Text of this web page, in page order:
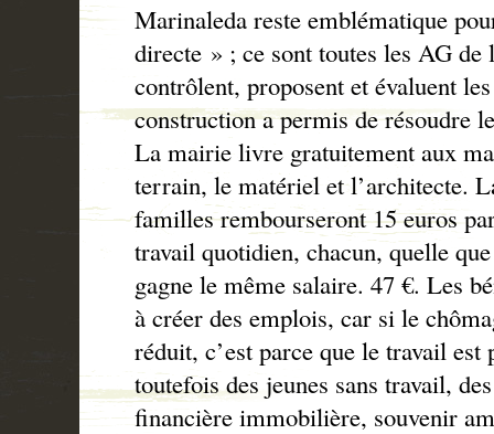
Marinaleda reste emblématique
directe » ; ce sont toutes les AG
contrôlent, proposent et évaluent
construction a permis de résoudre
La mairie livre gratuitement aux
terrain, le matériel et l’architecte.
familles rembourseront 15 euros
travail quotidien, chacun, quelle
gagne le même salaire. 47 €. Les
à créer des emplois, car si le
réduit, c’est parce que le travail
toutefois des jeunes sans travail,
financière immobilière, souvenir